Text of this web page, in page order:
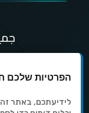
التصفح
By
הפרטיות שלכם